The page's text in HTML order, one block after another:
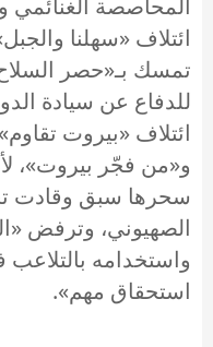
المحاصصة الغنائمي
ائتلاف «سهلنا
تمسك بـ«حصر السلاح
للدفاع عن سيادة
ائتلاف «بيروت
و«من فجّر بيروت»،
سحرها سبق وقادت
الصهيوني، وترفض
واستخدامه
استحقاق مهم».